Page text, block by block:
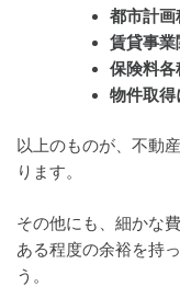
都市計画
賃貸事
保険料各
物件取
以上のものが、不動
ります。
その他にも、細かな
ある程度の余裕を持
う。